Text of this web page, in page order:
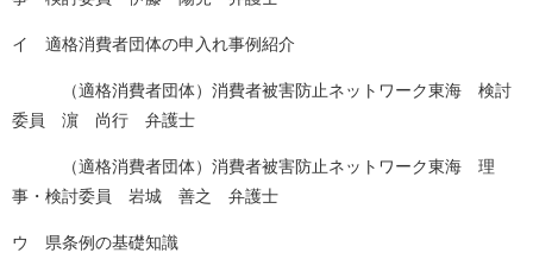
イ 適格消費者団体の申入れ事例紹介
（適格消費者団体）消費者被害防止ネットワーク東海 検討
委員 濵 尚行 弁護士
（適格消費者団体）消費者被害防止ネットワーク東海 理
事・検討委員 岩城 善之 弁護士
ウ 県条例の基礎知識